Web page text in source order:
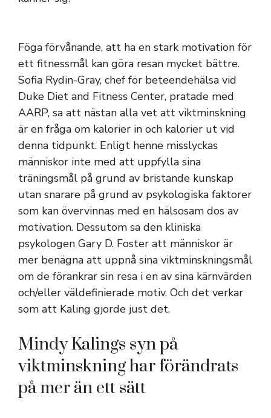
Föga förvånande, att ha en stark motivation för
ett fitnessmål kan göra resan mycket bättre.
Sofia Rydin-Gray, chef för beteendehälsa vid
Duke Diet and Fitness Center, pratade med
AARP, sa att nästan alla vet att viktminskning
är en fråga om kalorier in och kalorier ut vid
denna tidpunkt. Enligt henne misslyckas
människor inte med att uppfylla sina
träningsmål på grund av bristande kunskap
utan snarare på grund av psykologiska faktorer
som kan övervinnas med en hälsosam dos av
motivation. Dessutom sa den kliniska
psykologen Gary D. Foster att människor är
mer benägna att uppnå sina viktminskningsmål
om de förankrar sin resa i en av sina kärnvärden
och/eller väldefinierade motiv. Och det verkar
som att Kaling gjorde just det.
Mindy Kalings syn på
viktminskning har förändrats
på mer än ett sätt